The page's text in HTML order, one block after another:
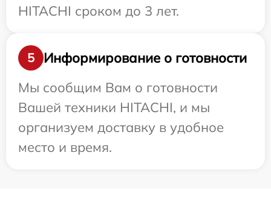
HITACHI сроком до 3 лет.
5
Информирование о готовности
Мы сообщим Вам о готовности
Вашей техники HITACHI, и мы
организуем доставку в удобное
место и время.